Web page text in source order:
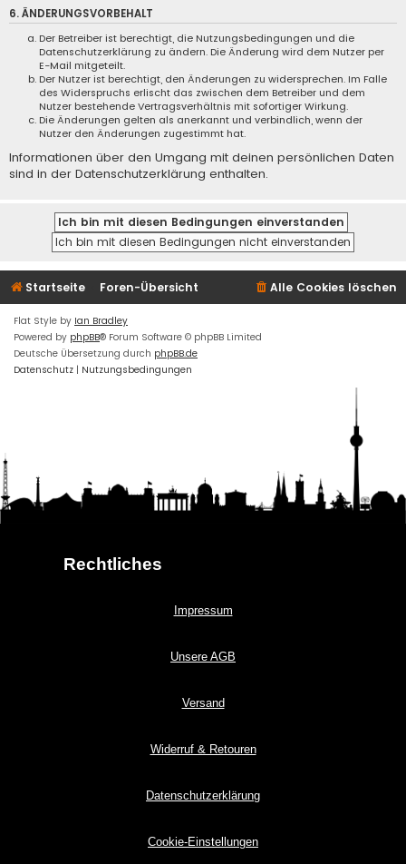
6. ÄNDERUNGSVORBEHALT
Der Betreiber ist berechtigt, die Nutzungsbedingungen und die
Datenschutzerklärung zu ändern. Die Änderung wird dem Nutzer per
E-Mail mitgeteilt.
Der Nutzer ist berechtigt, den Änderungen zu widersprechen. Im Falle
des Widerspruchs erlischt das zwischen dem Betreiber und dem
Nutzer bestehende Vertragsverhältnis mit sofortiger Wirkung.
Die Änderungen gelten als anerkannt und verbindlich, wenn der
Nutzer den Änderungen zugestimmt hat.
Informationen über den Umgang mit deinen persönlichen Daten
sind in der Datenschutzerklärung enthalten.
Startseite Foren-Übersicht Alle Cookies löschen
Flat Style by Ian Bradley
Powered by phpBB® Forum Software © phpBB Limited
Deutsche Übersetzung durch phpBB.de
Datenschutz | Nutzungsbedingungen
Rechtliches
Impressum
Unsere AGB
Versand
Widerruf & Retouren
Datenschutzerklärung
Cookie-Einstellungen